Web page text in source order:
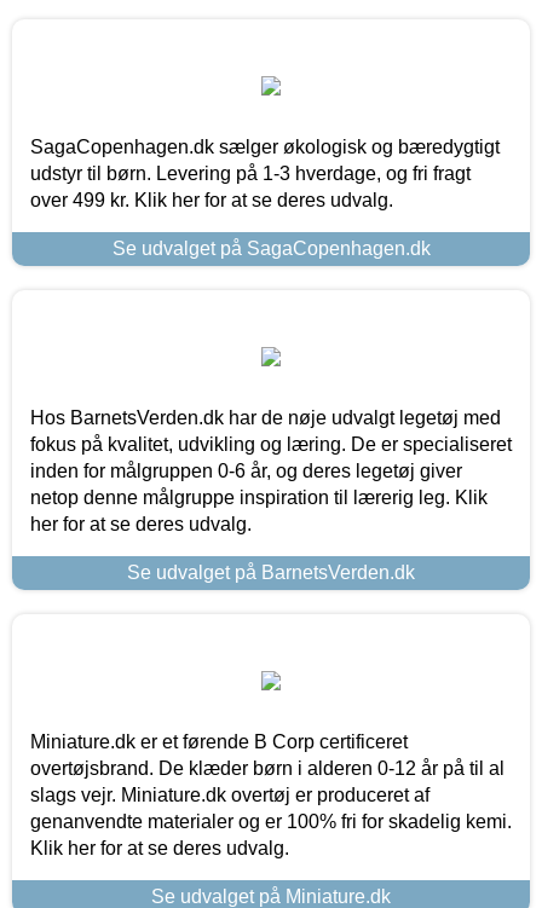
SagaCopenhagen.dk sælger økologisk og bæredygtigt
udstyr til børn. Levering på 1-3 hverdage, og fri fragt
over 499 kr. Klik her for at se deres udvalg.
Se udvalget på SagaCopenhagen.dk
Hos BarnetsVerden.dk har de nøje udvalgt legetøj med
fokus på kvalitet, udvikling og læring. De er specialiseret
inden for målgruppen 0-6 år, og deres legetøj giver
netop denne målgruppe inspiration til lærerig leg. Klik
her for at se deres udvalg.
Se udvalget på BarnetsVerden.dk
Miniature.dk er et førende B Corp certificeret
overtøjsbrand. De klæder børn i alderen 0-12 år på til al
slags vejr. Miniature.dk overtøj er produceret af
genanvendte materialer og er 100% fri for skadelig kemi.
Klik her for at se deres udvalg.
Se udvalget på Miniature.dk